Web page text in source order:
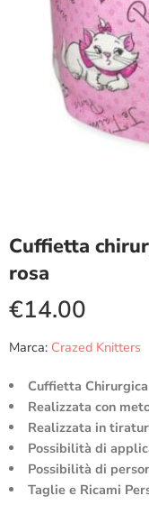
Cuffietta
rosa
€14.00
Marca: Crazed Knitters
Cuffietta
Realizzata con
Realizzata in
Possibilità di
Possibilità di
Taglie e Ricami